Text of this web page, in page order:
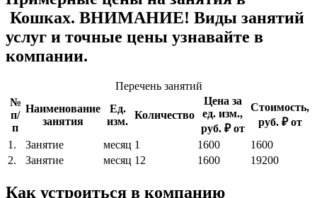
Кошках. ВНИМАНИЕ! Виды занятий
услуг и точные цены узнавайте в
компании.
Перечень занятий
№
п/
п
Наименование
занятия
Ед.
изм.
Количество
Цена за
ед. изм.,
руб. ₽ от
Стоимость,
руб. ₽ от
1.
Занятие месяц 1 1600
1600
2.
Занятие месяц 12 1600 19200
Как устроиться в компанию